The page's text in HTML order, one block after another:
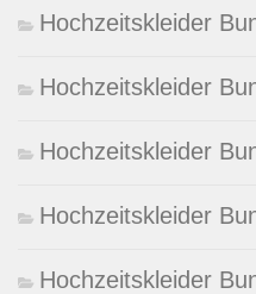
Hochzeitskleider
Hochzeitskleider
Hochzeitskleider
Hochzeitskleider
Hochzeitskleider